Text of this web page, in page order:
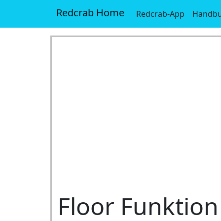
Redcrab Home Redcrab-App
Floor Funktion